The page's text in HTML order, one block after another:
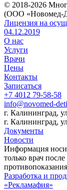
© 2018-2026
(ООО «Новомед-
Лицензия на
04.12.2019
О нас
Услуги
Врачи
Цены
Контакты
Записаться
+7 4012 79-58-58
info@novomed-
г. Калининград,
г. Калининград,
Документы
Новости
Информация
только врач
Разработка и
«Рекламафия»